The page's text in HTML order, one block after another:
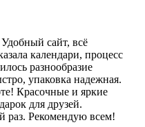
сайт, всё
календари, процесс
разнообразие
упаковка надежная.
Красочные и яркие
для друзей.
раз. Рекомендую всем!